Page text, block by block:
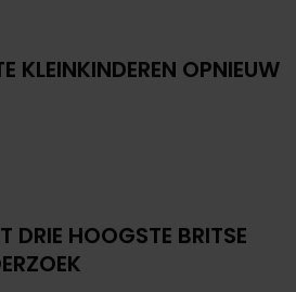
KLEINKINDEREN OPNIEUW
DRIE HOOGSTE BRITSE